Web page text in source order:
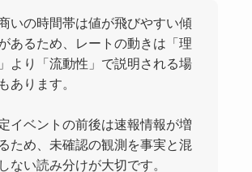
いの時間帯は値が飛びやすい傾
あるため、レートの動きは「理
より「流動性」で説明される場
あります。
イベントの前後は速報情報が増
ため、未確認の観測を事実と混
ない読み分けが大切です。